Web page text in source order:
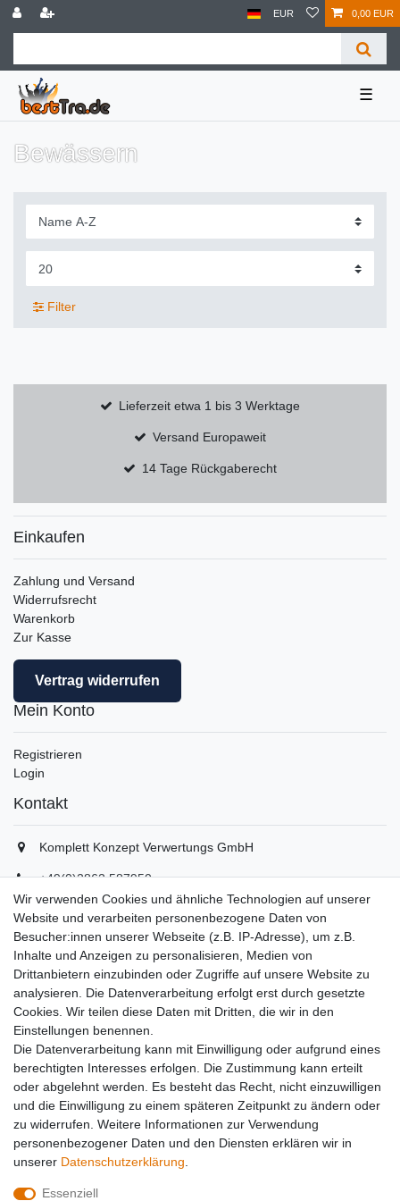
EUR 0,00 EUR
☰
Bewässern
Filter
Lieferzeit etwa 1 bis 3 Werktage
Versand Europaweit
14 Tage Rückgaberecht
Einkaufen
Zahlung und Versand
Widerrufsrecht
Warenkorb
Zur Kasse
Vertrag widerrufen
Mein Konto
Registrieren
Login
Kontakt
Komplett Konzept Verwertungs GmbH
+49(0)2862 587950
+49(0)2862 5879529
info(at)komplett-konzept.de
Montag - Freitag, 08:00 - 16:30
Unternehmen
Datenverarbeitung
Impressum
Widerrufs­recht
Wir verwenden Cookies und ähnliche Technologien auf unserer
Website und verarbeiten personenbezogene Daten von
Besucher:innen unserer Webseite (z.B. IP-Adresse), um z.B.
Inhalte und Anzeigen zu personalisieren, Medien von
Drittanbietern einzubinden oder Zugriffe auf unsere Website zu
analysieren. Die Datenverarbeitung erfolgt erst durch gesetzte
Cookies. Wir teilen diese Daten mit Dritten, die wir in den
Einstellungen benennen.
Die Datenverarbeitung kann mit Einwilligung oder aufgrund eines
berechtigten Interesses erfolgen. Die Zustimmung kann erteilt
oder abgelehnt werden. Es besteht das Recht, nicht einzuwilligen
und die Einwilligung zu einem späteren Zeitpunkt zu ändern oder
zu widerrufen. Weitere Informationen zur Verwendung
personenbezogener Daten und den Diensten erklären wir in
unserer Daten­schutz­erklärung
Essenziell